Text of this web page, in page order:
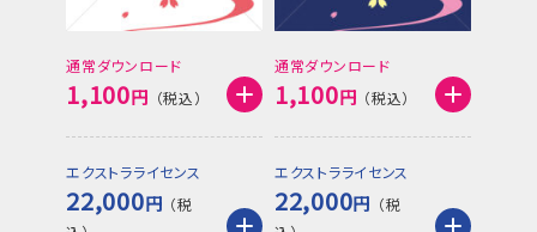
通常ダウンロード
1,100円
エクストラライセンス
22,000円
通常ダウンロード
1,100円
エクストラライセンス
22,000円